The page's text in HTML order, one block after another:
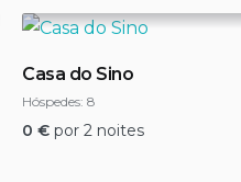
Casa do Sino
Hóspedes: 8
0 € por 2 noites